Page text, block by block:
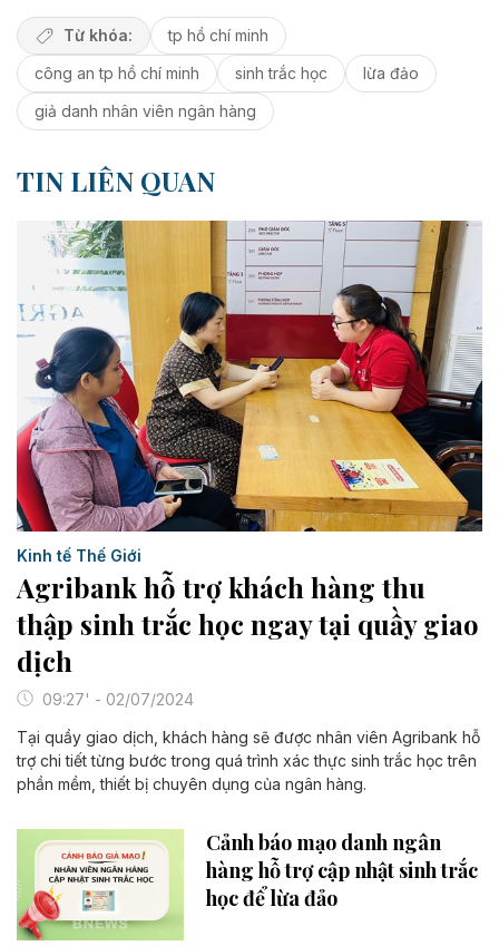
Từ khóa:
tp hồ chí minh
công an tp hồ chí minh
sinh trắc học
lừa đảo
giả danh nhân viên ngân hàng
TIN LIÊN QUAN
Kinh tế Thế Giới
Agribank hỗ trợ khách hàng thu
thập sinh trắc học ngay tại quầy giao
dịch
09:27' - 02/07/2024
Tại quầy giao dịch, khách hàng sẽ được nhân viên Agribank hỗ
trợ chi tiết từng bước trong quá trình xác thực sinh trắc học trên
phần mềm, thiết bị chuyên dụng của ngân hàng.
Cảnh báo mạo danh ngân
hàng hỗ trợ cập nhật sinh trắc
học để lừa đảo